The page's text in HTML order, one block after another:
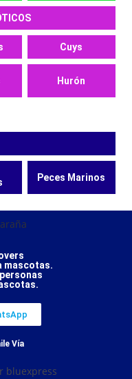
Cuys
Hurón
Peces Marinos
mascotas.
Vía